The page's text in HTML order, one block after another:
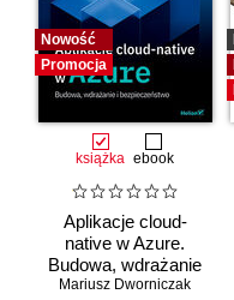
Nowość
Promocja
książka ebook
Aplikacje cloud-
native w Azure.
Budowa, wdrażanie
i bezpieczeństwo
Mariusz Dworniczak